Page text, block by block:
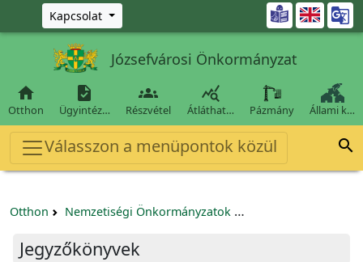
Ugrás a fő tartalomra
Kapcsolat 
Józsefvárosi Önkormányzat

Otthon

Ügyintéz…

Részvétel

Átláthat… Pázmány Állami k…
Válasszon a menüpontok közül 
Otthon Nemzetiségi Önkormányzatok
Jegyzőkönyvek